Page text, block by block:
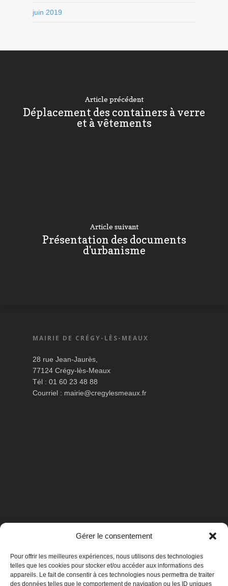
Gérer le consentement
Pour offrir les meilleures expériences, nous utilisons des technologies
telles que les cookies pour stocker et/ou accéder aux informations des
appareils. Le fait de consentir à ces technologies nous permettra de traiter
des données telles que le comportement de navigation ou les ID uniques
juin 2019
Article précédent
Déplacement des containers à verre
et à vêtements
Article suivant
Présentation des documents
d'urbanisme
MAIRIE DE CRÉGY-LÈS-MEAUX
28 rue Jean-Jaurès,
77124 Crégy-lès-Meaux
Tél : 01 60 23 48 88
Courriel : mairie@cregylesmeaux.fr